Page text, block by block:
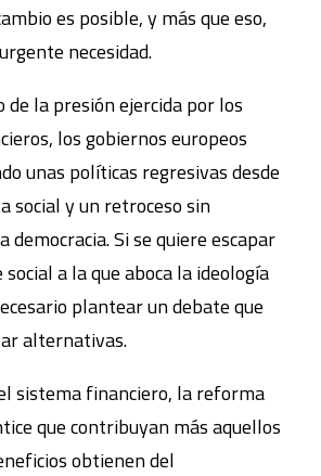
es posible, y más que eso,
necesidad.
la presión ejercida por los
los gobiernos europeos
unas políticas regresivas desde
social y un retroceso sin
democracia. Si se quiere escapar
a la que aboca la ideología
plantear un debate que
alternativas.
sistema financiero, la reforma
que contribuyan más aquellos
obtienen del